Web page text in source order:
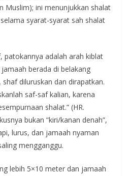
Muslim); ini menunjukkan shalat
syarat-syarat sah shalat
patokannya adalah arah kiblat
berada di belakang
diluruskan dan dirapatkan.
shalat.” (HR.
bukan “kiri/kanan denah”,
lurus, dan jamaah nyaman
mengganggu.
lebih 5×10 meter dan jamaah